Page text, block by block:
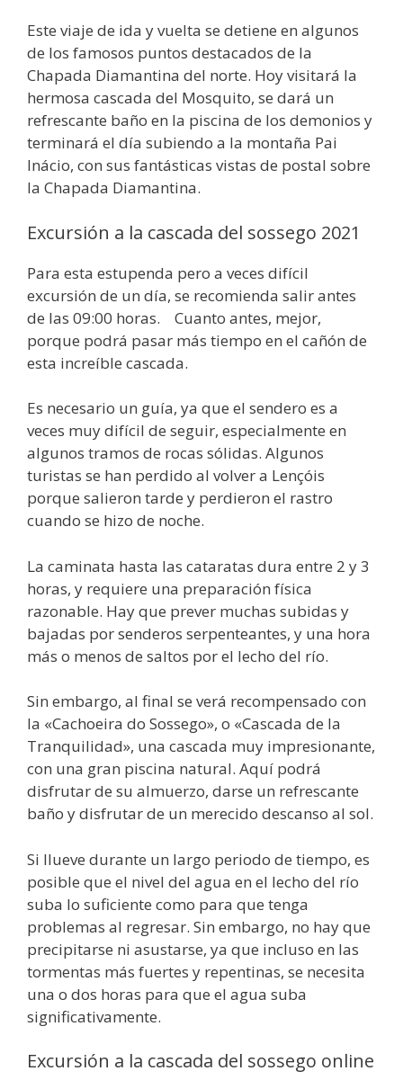
Este viaje de ida y vuelta se detiene en algunos
de los famosos puntos destacados de la
Chapada Diamantina del norte. Hoy visitará la
hermosa cascada del Mosquito, se dará un
refrescante baño en la piscina de los demonios y
terminará el día subiendo a la montaña Pai
Inácio, con sus fantásticas vistas de postal sobre
la Chapada Diamantina.
Excursión a la cascada del sossego 2021
Para esta estupenda pero a veces difícil
excursión de un día, se recomienda salir antes
de las 09:00 horas. Cuanto antes, mejor,
porque podrá pasar más tiempo en el cañón de
esta increíble cascada.
Es necesario un guía, ya que el sendero es a
veces muy difícil de seguir, especialmente en
algunos tramos de rocas sólidas. Algunos
turistas se han perdido al volver a Lençóis
porque salieron tarde y perdieron el rastro
cuando se hizo de noche.
La caminata hasta las cataratas dura entre 2 y 3
horas, y requiere una preparación física
razonable. Hay que prever muchas subidas y
bajadas por senderos serpenteantes, y una hora
más o menos de saltos por el lecho del río.
Sin embargo, al final se verá recompensado con
la «Cachoeira do Sossego», o «Cascada de la
Tranquilidad», una cascada muy impresionante,
con una gran piscina natural. Aquí podrá
disfrutar de su almuerzo, darse un refrescante
baño y disfrutar de un merecido descanso al sol.
Si llueve durante un largo periodo de tiempo, es
posible que el nivel del agua en el lecho del río
suba lo suficiente como para que tenga
problemas al regresar. Sin embargo, no hay que
precipitarse ni asustarse, ya que incluso en las
tormentas más fuertes y repentinas, se necesita
una o dos horas para que el agua suba
significativamente.
Excursión a la cascada del sossego online